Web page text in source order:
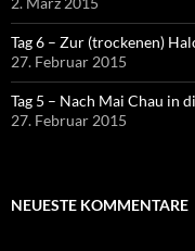
Tag 6 – Zur (trockenen)
27. Februar 2015
Tag 5 – Nach Mai Chau in
27. Februar 2015
NEUESTE KOMMENTARE